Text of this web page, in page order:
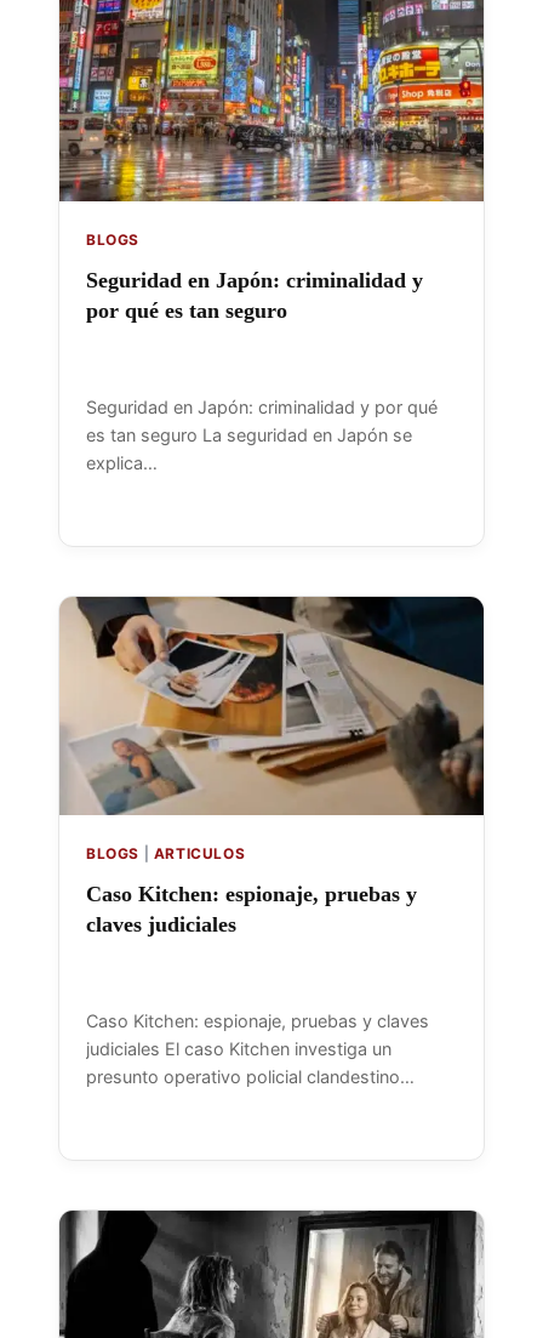
BLOGS
Seguridad en Japón: criminalidad y
por qué es tan seguro
Seguridad en Japón: criminalidad y por qué
es tan seguro La seguridad en Japón se
explica…
BLOGS ARTICULOS
Caso Kitchen: espionaje, pruebas y
claves judiciales
Caso Kitchen: espionaje, pruebas y claves
judiciales El caso Kitchen investiga un
presunto operativo policial clandestino…